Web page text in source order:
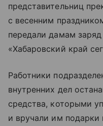
представительниц
с весенним
передали дамам
«Хабаровский край
Работники
внутренних дел
средства, которыми
и вручали им подарки